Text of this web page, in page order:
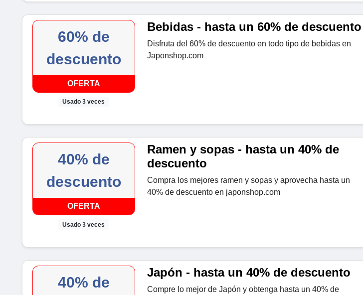
60% de
descuento
OFERTA
Usado 3 veces
Bebidas - hasta un 60% de descuento
Disfruta del 60% de descuento en todo tipo de bebidas en
Japonshop.com
40% de
descuento
OFERTA
Usado 3 veces
Ramen y sopas - hasta un 40% de
descuento
Compra los mejores ramen y sopas y aprovecha hasta un
40% de descuento en japonshop.com
40% de
Japón - hasta un 40% de descuento
Compre lo mejor de Japón y obtenga hasta un 40% de